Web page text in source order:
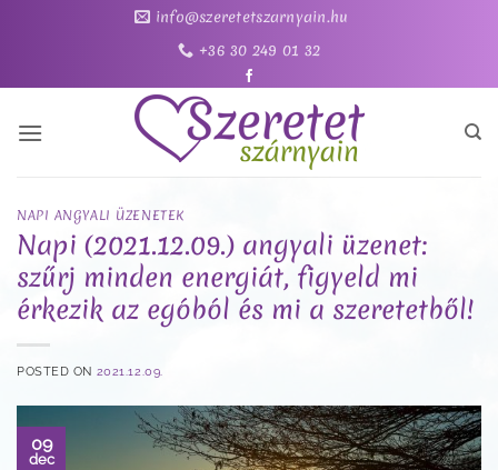
info@szeretetszarnyain.hu
+36 30 249 01 32
NAPI ANGYALI ÜZENETEK
Napi (2021.12.09.) angyali üzenet:
szűrj minden energiát, figyeld mi
érkezik az egóból és mi a szeretetből!
POSTED ON 2021.12.09.
09
dec